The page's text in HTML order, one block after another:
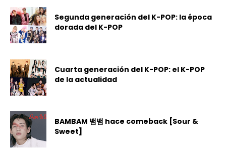
Segunda generación del K-POP: la época
dorada del K-POP
Cuarta generación del K-POP: el K-POP
de la actualidad
BAMBAM 뱀뱀 hace comeback [Sour &
Sweet]